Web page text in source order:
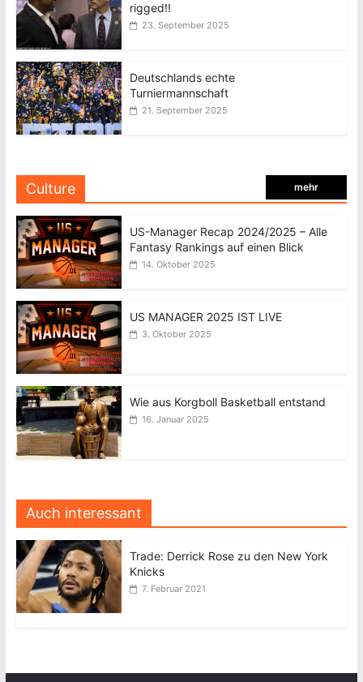
rigged!!
23. September 2025
Deutschlands echte
Turniermannschaft
21. September 2025
Culture mehr
US-Manager Recap 2024/2025 – Alle
Fantasy Rankings auf einen Blick
14. Oktober 2025
US MANAGER 2025 IST LIVE
3. Oktober 2025
Wie aus Korgboll Basketball entstand
16. Januar 2025
Auch interessant
Trade: Derrick Rose zu den New York
Knicks
7. Februar 2021